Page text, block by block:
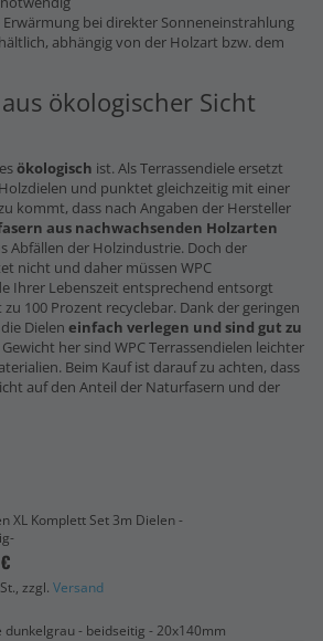
Erwärmung bei direkter Sonneneinstrahlung
abhängig von der Holzart bzw. dem
aus ökologischer Sicht
ökologisch ist. Als Terrassendiele ersetzt
und punktet gleichzeitig mit einer
kommt, dass nach Angaben der Hersteller
aus nachwachsenden Holzarten
Abfällen der Holzindustrie. Doch der
nicht und daher müssen WPC
Ihrer Lebenszeit entsprechend entsorgt
100 Prozent recyclebar. Dank der geringen
Dielen einfach verlegen und sind gut zu
her sind WPC Terrassendielen leichter
Beim Kauf ist darauf zu achten, dass
auf den Anteil der Naturfasern und der
XL Komplett Set 3m Dielen -
zzgl. Versand
dunkelgrau - beidseitig - 20x140mm